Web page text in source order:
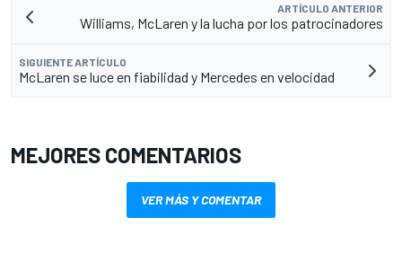
ARTÍCULO ANTERIOR
Williams, McLaren y la lucha por los patrocinadores
SIGUIENTE ARTÍCULO
McLaren se luce en fiabilidad y Mercedes en velocidad
MEJORES COMENTARIOS
VER MÁS Y COMENTAR